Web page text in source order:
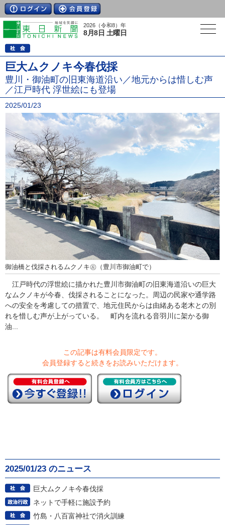
2026（令和8）年
8月8日 土曜日
巨大ムクノキ今春伐採
豊川・御油町の旧東海道沿い／地元からは惜しむ声
／江戸時代 浮世絵にも登場
2025/01/23
御油橋と伐採されるムクノキ㊧（豊川市御油町で）
江戸時代の浮世絵に描かれた豊川市御油町の旧東海道沿いの巨大
なムクノキが今春、伐採されることになった。周辺の民家や通学路
への安全を考慮しての措置で、地元住民からは由緒ある老木との別
れを惜しむ声が上がっている。 町内を流れる音羽川に架かる御
油...
この記事は有料会員限定です。
会員登録すると続きをお読みいただけます。
2025/01/23 のニュース
巨大ムクノキ今春伐採
ネットで手軽に施設予約
竹島・八百富神社で消火訓練